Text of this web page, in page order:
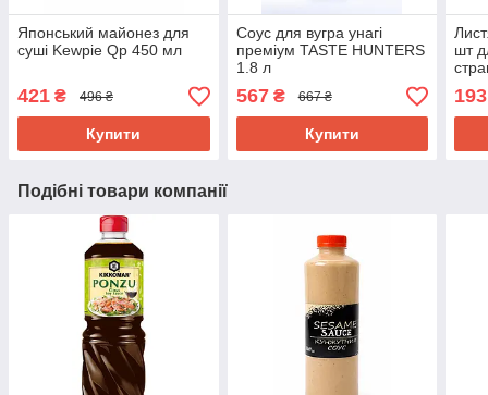
Японський майонез для
суші Kewpie Qp 450 мл
421 ₴ 496 ₴
Купити
Соус для вугра унагі
преміум TASTE HUNTERS
1.8 л
567₴ 667 ₴
Купити
шт
193
Подібні товари компанії